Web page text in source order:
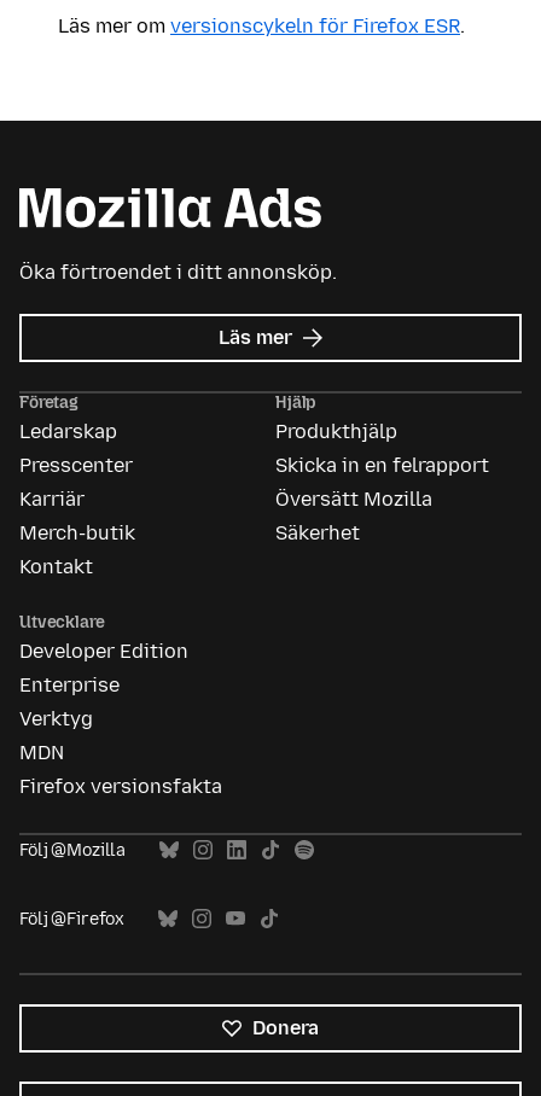
Läs mer om versionscykeln för Firefox ESR.
Öka förtroendet i ditt annonsköp.
Läs mer om
Mozilla
Företag
Ledarskap
Presscenter
Karriär
Merch-butik
Kontakt
Hjälp
Produkthjälp
Skicka in en felrapport
Översätt Mozilla
Säkerhet
Utvecklare
Developer Edition
Enterprise
Verktyg
MDN
Firefox versionsfakta
Följ @Mozilla
Följ @Firefox
Donera
språk
Språk